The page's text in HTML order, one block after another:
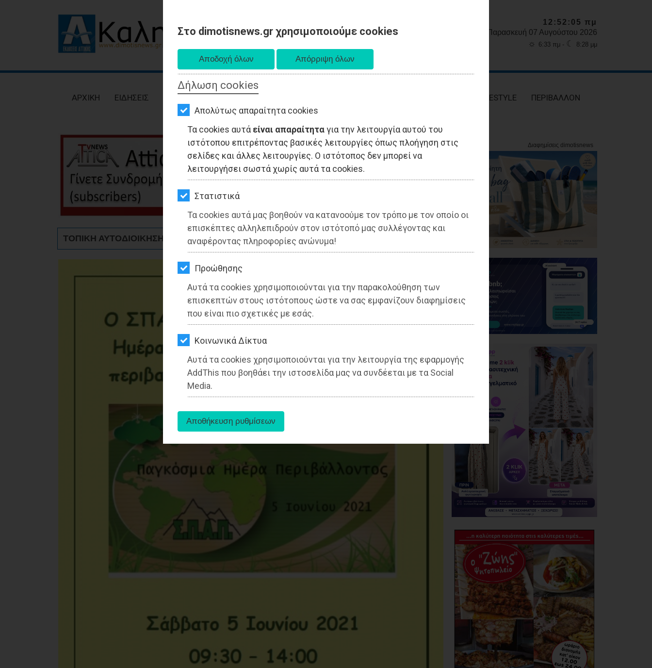
Στο dimotisnews.gr χρησιμοποιούμε cookies
Δήλωση cookies
Απολύτως απαραίτητα cookies
Τα cookies αυτά είναι απαραίτηταγια την λειτουργία αυτού του
ιστότοπου επιτρέποντας βασικές λειτουργίες όπως πλοήγηση στις
σελίδες και άλλες λειτουργίες. Ο ιστότοπος δεν μπορεί να
λειτουργήσει σωστά χωρίς αυτά τα cookies.
Στατιστικά
Τα cookies αυτά μας βοηθούν να κατανοούμε τον τρόπο με τον οποίο οι
επισκέπτες αλληλεπιδρούν στον ιστότοπό μας συλλέγοντας και
αναφέροντας πληροφορίες ανώνυμα!
Προώθησης
Αυτά τα cookies χρησιμοποιούνται για την παρακολούθηση των
επισκεπτών στους ιστότοπους ώστε να σας εμφανίζουν διαφημίσεις
που είναι πιο σχετικές με εσάς.
Kοινωνικά Δίκτυα
Αυτά τα cookies χρησιμοποιούνται για την λειτουργία της εφαρμογής
AddThis που βοηθάει την ιστοσελίδα μας να συνδέεται με τα Social
Media.
ΕΙΔΗΣΕΙΣ
ΟΙΚΟΝΟΜΙΑ
ΑΘΛΗΤΙΣΜΟΣ
ΠΟΛΙΤΙΣΜΟΣ
12:52:06 πμ
Παρασκευή 07 Αυγούστου 2026
☼ 6:33 πμ - ☾ 8:28 μμ
AΡΧΙΚΗ ΕΙΔΗΣΕΙΣ LIFESTYLE ΠΕΡΙΒΑΛΛΟΝ
ΤΟΠΙΚΗ ΑΥΤΟΔΙΟΙΚΗΣΗ - Ανατολική Αττική